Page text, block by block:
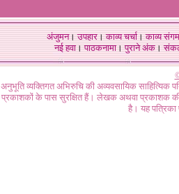
अंजुमन।उपहार।काव्य चर्चा।काव्य संगम
नई हवा। पाठकनामा। पुराने अंक।
अनुभूति व्यक्तिगत अभिरुचि की अव्यवसायिक
प्रकाशकों के पास सुरक्षित हैं। लेखक अथवा प्रकाशक की
है। यह पत्रिका